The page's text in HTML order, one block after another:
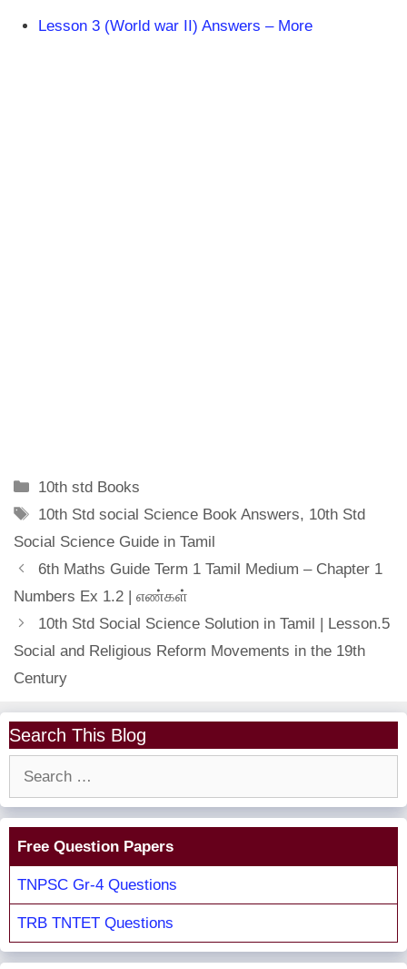
Lesson 3 (World war II) Answers – More
Categories
10th std Books
Tags
10th Std social Science Book Answers, 10th Std
Social Science Guide in Tamil
6th Maths Guide Term 1 Tamil Medium – Chapter 1
Numbers Ex 1.2 | எண்கள்
10th Std Social Science Solution in Tamil | Lesson.5
Social and Religious Reform Movements in the 19th
Century
Search This Blog
Free Question Papers
TNPSC Gr-4 Questions
TRB TNTET Questions